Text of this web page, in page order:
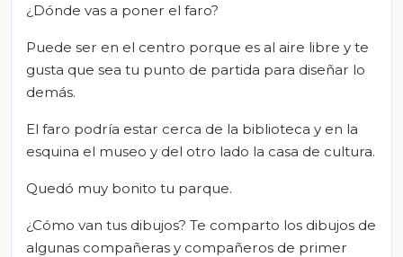
¿Dónde vas a poner el faro?
Puede ser en el centro porque es al aire libre y te
gusta que sea tu punto de partida para diseñar lo
demás.
El faro podría estar cerca de la biblioteca y en la
esquina el museo y del otro lado la casa de cultura.
Quedó muy bonito tu parque.
¿Cómo van tus dibujos? Te comparto los dibujos de
algunas compañeras y compañeros de primer